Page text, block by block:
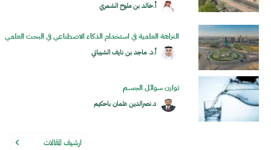
أ.خالد بن ملوح الشمري
النزاهة العلمية في استخدام الذكاء الاصطناعي في البحث العلمي
أ.د. ماجد بن نايف الشيباني
توازن سوائل الجسم
د.نصرالدين عثمان باحكيم
ارشيف المقالات